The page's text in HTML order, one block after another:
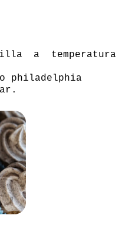
a temperatura
philadelphia